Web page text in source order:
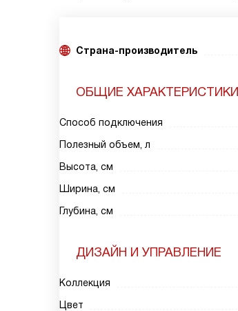
Страна-производитель
ОБЩИЕ ХАРАКТЕРИСТИКИ
Способ подключения
Полезный объем, л
Высота, см
Ширина, см
Глубина, см
ДИЗАЙН И УПРАВЛЕНИЕ
Коллекция
Цвет